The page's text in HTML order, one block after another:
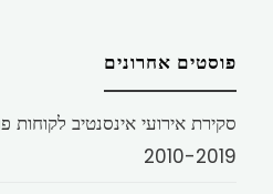
פוסטים אחרונים
סקירת אירועי אינסנטיב לקוחות
2010-2019